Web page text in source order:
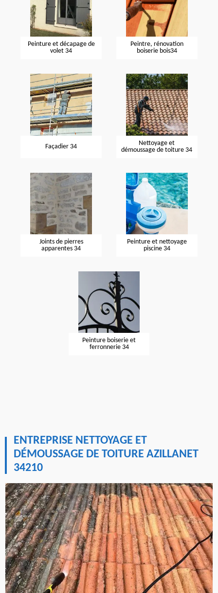
Peinture et décapage de
volet 34
Peintre, rénovation
boiserie bois34
Façadier 34
Nettoyage et
démoussage de toiture 34
Joints de pierres
apparentes 34
Peinture et nettoyage
piscine 34
Peinture boiserie et
ferronnerie 34
ENTREPRISE NETTOYAGE ET
DÉMOUSSAGE DE TOITURE AZILLANET
34210